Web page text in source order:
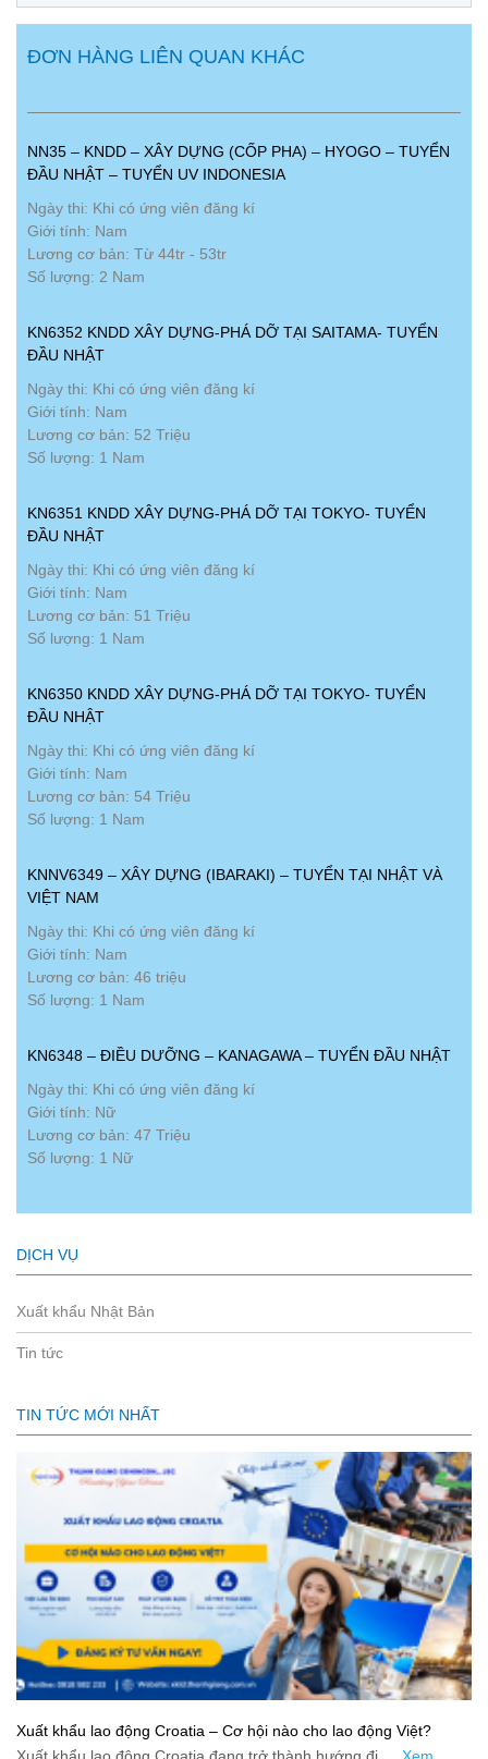
ĐƠN HÀNG LIÊN QUAN KHÁC
NN35 – KNDD – XÂY DỰNG (CỐP PHA) – HYOGO – TUYỂN
ĐẦU NHẬT – TUYỂN UV INDONESIA
Ngày thi: Khi có ứng viên đăng kí
Giới tính: Nam
Lương cơ bản: Từ 44tr - 53tr
Số lượng: 2 Nam
KN6352 KNDD XÂY DỰNG-PHÁ DỠ TẠI SAITAMA- TUYỂN
ĐẦU NHẬT
Ngày thi: Khi có ứng viên đăng kí
Giới tính: Nam
Lương cơ bản: 52 Triệu
Số lượng: 1 Nam
KN6351 KNDD XÂY DỰNG-PHÁ DỠ TẠI TOKYO- TUYỂN
ĐẦU NHẬT
Ngày thi: Khi có ứng viên đăng kí
Giới tính: Nam
Lương cơ bản: 51 Triệu
Số lượng: 1 Nam
KN6350 KNDD XÂY DỰNG-PHÁ DỠ TẠI TOKYO- TUYỂN
ĐẦU NHẬT
Ngày thi: Khi có ứng viên đăng kí
Giới tính: Nam
Lương cơ bản: 54 Triệu
Số lượng: 1 Nam
KNNV6349 – XÂY DỰNG (IBARAKI) – TUYỂN TẠI NHẬT VÀ
VIỆT NAM
Ngày thi: Khi có ứng viên đăng kí
Giới tính: Nam
Lương cơ bản: 46 triệu
Số lượng: 1 Nam
KN6348 – ĐIỀU DƯỠNG – KANAGAWA – TUYỂN ĐẦU NHẬT
Ngày thi: Khi có ứng viên đăng kí
Giới tính: Nữ
Lương cơ bản: 47 Triệu
Số lượng: 1 Nữ
DỊCH VỤ
Xuất khẩu Nhật Bản
Tin tức
TIN TỨC MỚI NHẤT
Xuất khẩu lao động Croatia – Cơ hội nào cho lao động Việt?
Xuất khẩu lao động Croatia đang trở thành hướng đi … Xem